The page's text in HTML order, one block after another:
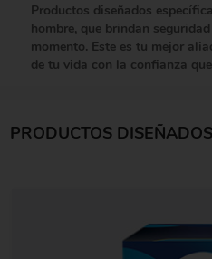
Productos diseñados
hombre, que brindan
momento. Este es tu mejor
de tu vida con la confianza
PRODUCTOS